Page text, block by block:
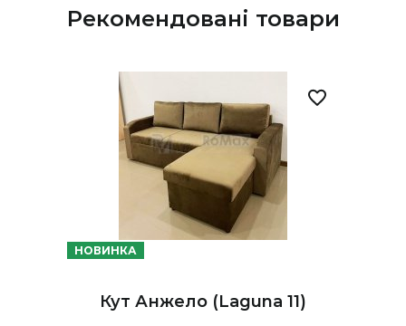
Рекомендовані товари
НОВИНКА
Кут Анжело (Laguna 11)